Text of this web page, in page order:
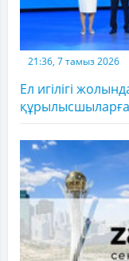
21:36, 7 тамыз 2026
Ел игілігі
құрылысшыларға